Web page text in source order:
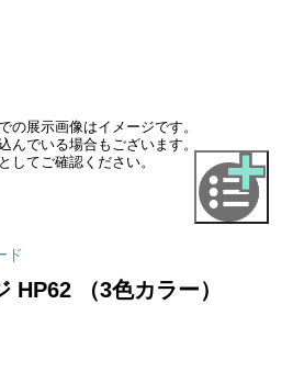
の展示画像はイメージです。
んでいる場合もございます。
してご確認ください。
ド
HP62 （3色カラー）